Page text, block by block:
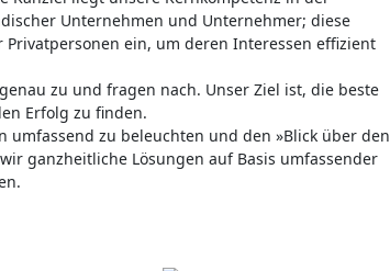
Unternehmen und Unternehmer; diese
ein, um deren Interessen effizient
zu und fragen nach. Unser Ziel ist, die beste
Erfolg zu finden.
umfassend zu beleuchten und den »Blick über den
ganzheitliche Lösungen auf Basis umfassender